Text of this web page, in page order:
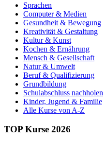
Sprachen
Computer & Medien
Gesundheit & Bewegung
Kreativität & Gestaltung
Kultur & Kunst
Kochen & Ernährung
Mensch & Gesellschaft
Natur & Umwelt
Beruf & Qualifizierung
Grundbildung
Schulabschluss nachholen
Kinder, Jugend & Familie
Alle Kurse von A-Z
TOP Kurse 2026